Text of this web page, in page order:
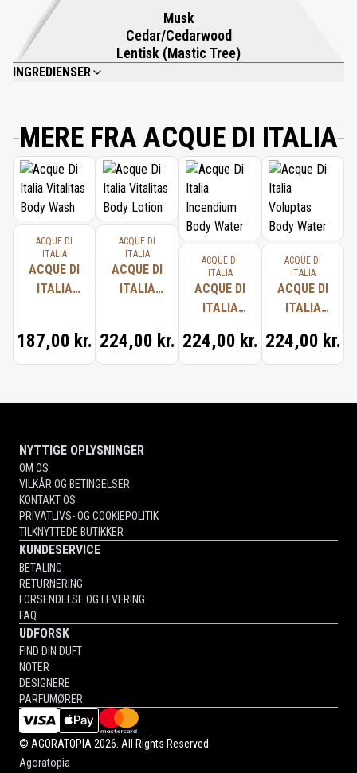
Musk
Cedar/Cedarwood
Lentisk (Mastic Tree)
INGREDIENSER
BUTTER, CAPRYLYL GLYCOL, SQUALANE, DIMETHICONE, CARBOMER,
XANTHAN GUM, DISODIUM EDTA, SODIUM HYDROXIDE, MAGNOLOL,
HONOKIOL, LECITHIN, HEXYL CINNAMAL, LINALOOL, LIMONENE,
TOCOPHEROL, CITRONELLOL, ASCORBYL PALMITATE, CITRIC ACID,
GERANIOL.
MERE FRA ACQUE DI ITALIA
ACQUE DI
ITALIA
ACQUE DI
ITALIA
WASH
187,00 kr.
ACQUE DI
ITALIA
ACQUE DI
ITALIA
LOTION
224,00 kr.
ACQUE DI
ITALIA
ACQUE DI
ITALIA
BODY
WATER
224,00 kr.
ACQUE DI
ITALIA
ACQUE DI
ITALIA
BODY
WATER
224,00 kr.
NYTTIGE OPLYSNINGER
OM OS
VILKÅR OG BETINGELSER
KONTAKT OS
PRIVATLIVS- OG COOKIEPOLITIK
TILKNYTTEDE BUTIKKER
KUNDESERVICE
BETALING
RETURNERING
FORSENDELSE OG LEVERING
FAQ
UDFORSK
FIND DIN DUFT
NOTER
DESIGNERE
PARFUMØRER
© AGORATOPIA 2026. All Rights Reserved.
Agoratopia